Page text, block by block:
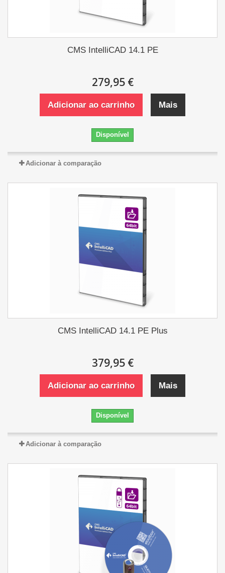
CMS IntelliCAD 14.1 PE
279,95 €
Adicionar ao carrinho Mais
Disponível
Adicionar à comparação
CMS IntelliCAD 14.1 PE Plus
379,95 €
Adicionar ao carrinho Mais
Disponível
Adicionar à comparação